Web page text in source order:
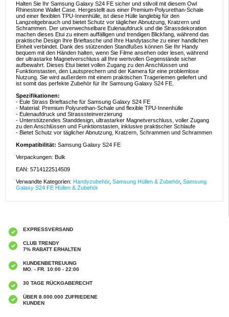
Halten Sie Ihr Samsung Galaxy S24 FE sicher und stilvoll mit diesem Owl
Rhinestone Wallet Case. Hergestellt aus einer Premium-Polyurethan-Schale
und einer flexiblen TPU-Innenhülle, ist diese Hülle langlebig für den
Langzeitgebrauch und bietet Schutz vor täglicher Abnutzung, Kratzern und
Schrammen. Der unverwechselbare Eulenaufdruck und die Strassdekoration
machen dieses Etui zu einem auffälligen und trendigen Blickfang, während das
praktische Design Ihre Brieftasche und Ihre Handytasche zu einer handlichen
Einheit verbindet. Dank des stützenden Standfußes können Sie Ihr Handy
bequem mit den Händen halten, wenn Sie Filme ansehen oder lesen, während
der ultrastarke Magnetverschluss all Ihre wertvollen Gegenstände sicher
aufbewahrt. Dieses Etui bietet vollen Zugang zu den Anschlüssen und
Funktionstasten, den Lautsprechern und der Kamera für eine problemlose
Nutzung. Sie wird außerdem mit einem praktischen Trageriemen geliefert und
ist somit das perfekte Zubehör für Ihr Samsung Galaxy S24 FE.
Spezifikationen:
- Eule Strass Brieftasche für Samsung Galaxy S24 FE
- Material: Premium Polyurethan-Schale und flexible TPU-Innenhülle
- Eulenaufdruck und Strasssteinverzierung
- Unterstützendes Standdesign, ultrastarker Magnetverschluss, voller Zugang
zu den Anschlüssen und Funktionstasten, inklusive praktischer Schlaufe
- Bietet Schutz vor täglicher Abnutzung, Kratzern, Schrammen und Schrammen
Kompatibilität: Samsung Galaxy S24 FE
Verpackungen: Bulk
EAN: 5714122514509
Verwandte Kategorien: Handyzubehör, Samsung Hüllen & Zubehör, Samsung
Galaxy S24 FE Hüllen & Zubehör
EXPRESSVERSAND
CLUB TRENDY
7% RABATT ERHALTEN
KUNDENBETREUUNG
MO. - FR. 10:00 - 22:00
30 TAGE RÜCKGABERECHT
ÜBER 8.000.000 ZUFRIEDENE
KUNDEN